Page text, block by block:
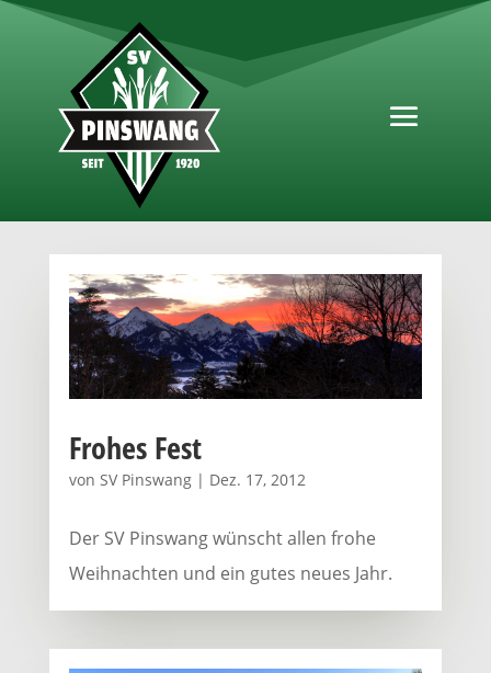
Frohes Fest
von SV Pinswang| Dez. 17, 2012
Der SV Pinswang wünscht allen frohe
Weihnachten und ein gutes neues Jahr.